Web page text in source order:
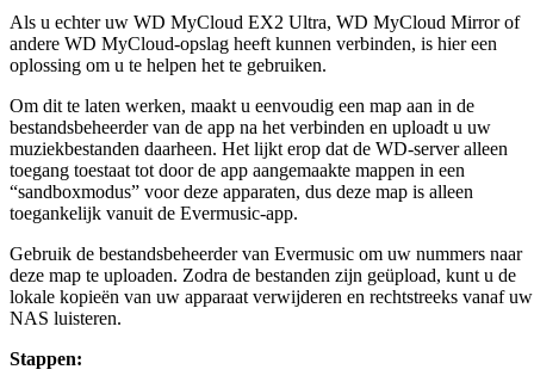
Als u echter uw WD MyCloud EX2 Ultra, WD MyCloud Mirror of
andere WD MyCloud-opslag heeft kunnen verbinden, is hier een
oplossing om u te helpen het te gebruiken.
Om dit te laten werken, maakt u eenvoudig een map aan in de
bestandsbeheerder van de app na het verbinden en uploadt u uw
muziekbestanden daarheen. Het lijkt erop dat de WD-server alleen
toegang toestaat tot door de app aangemaakte mappen in een
“sandboxmodus” voor deze apparaten, dus deze map is alleen
toegankelijk vanuit de Evermusic-app.
Gebruik de bestandsbeheerder van Evermusic om uw nummers naar
deze map te uploaden. Zodra de bestanden zijn geüpload, kunt u de
lokale kopieën van uw apparaat verwijderen en rechtstreeks vanaf uw
NAS luisteren.
Stappen: